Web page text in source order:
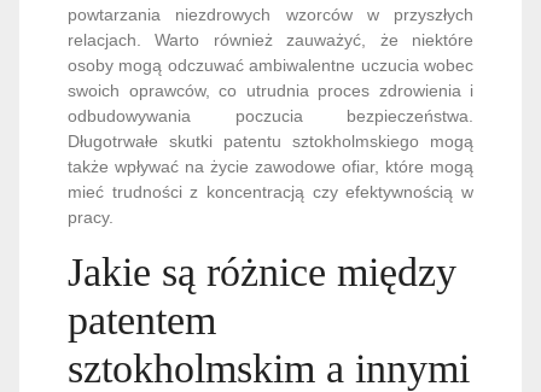
powtarzania niezdrowych wzorców w przyszłych
relacjach. Warto również zauważyć, że niektóre
osoby mogą odczuwać ambiwalentne uczucia wobec
swoich oprawców, co utrudnia proces zdrowienia i
odbudowywania poczucia bezpieczeństwa.
Długotrwałe skutki patentu sztokholmskiego mogą
także wpływać na życie zawodowe ofiar, które mogą
mieć trudności z koncentracją czy efektywnością w
pracy.
Jakie są różnice między
patentem
sztokholmskim a innymi